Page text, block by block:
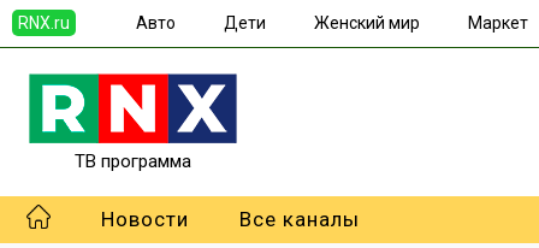
RNX.ru Авто Дети Женский мир Маркет
ТВ программа
Новости Все каналы